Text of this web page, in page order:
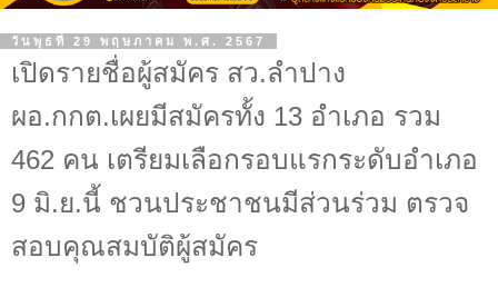
วันพุธที่ 29 พฤษภาคม พ.ศ. 2567
เปิดรายชื่อผู้สมัคร สว.ลำปาง
ผอ.กกต.เผยมีสมัครทั้ง 13 อำเภอ รวม
462 คน เตรียมเลือกรอบแรกระดับอำเภอ
9 มิ.ย.นี้ ชวนประชาชนมีส่วนร่วม ตรวจ
สอบคุณสมบัติผู้สมัคร